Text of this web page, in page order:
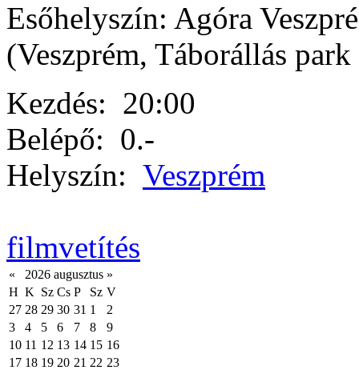
Esőhelyszín: Agóra
(Veszprém, Táborállás park
Kezdés: 20:00
Belépő: 0.-
Helyszín: Veszprém
filmvetítés
« 2026 augusztus »
H K Sz Cs P Sz V
27 28 29 30 31 1
2
3
4 5 6 7 8
9
10 11 12 13 14 15 16
17 18 19 20 21 22 23